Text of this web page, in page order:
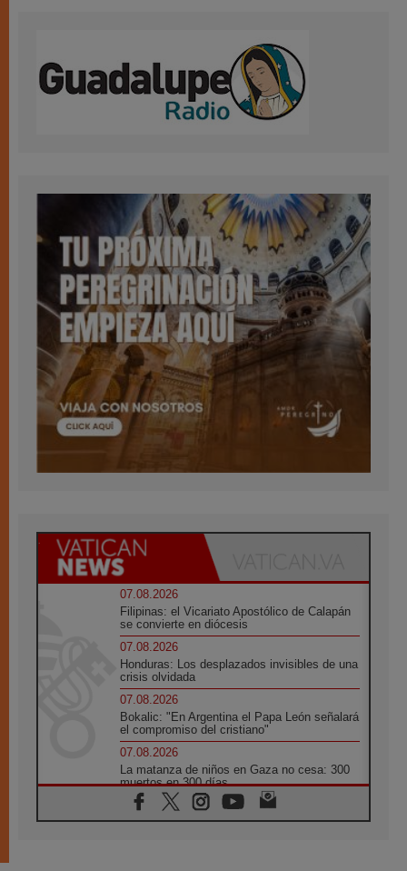
07.08.2026
Filipinas: el Vicariato Apostólico de Calapán
se convierte en diócesis
07.08.2026
Honduras: Los desplazados invisibles de una
crisis olvidada
07.08.2026
Bokalic: "En Argentina el Papa León señalará
el compromiso del cristiano"
07.08.2026
La matanza de niños en Gaza no cesa: 300
muertos en 300 días
07.08.2026
Tagle: La guerra desfigura el mundo, solo la